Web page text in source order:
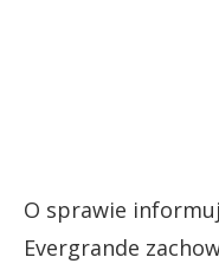
O sprawie
Evergrande